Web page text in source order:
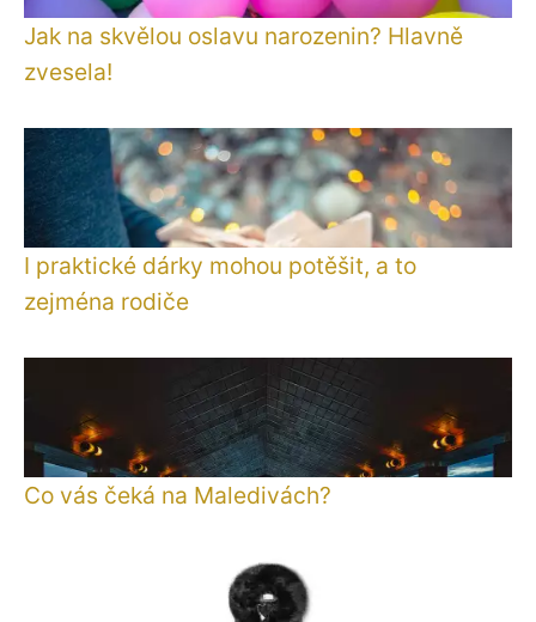
Jak na skvělou oslavu narozenin? Hlavně
zvesela!
I praktické dárky mohou potěšit, a to
zejména rodiče
Co vás čeká na Maledivách?